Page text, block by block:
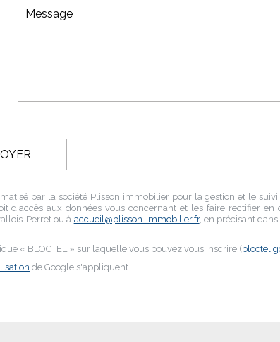
par la société Plisson immobilierpour la gestion et le suivi
aux données vous concernant et les faire rectifier en
Perretou à accueil@plisson-immobilier.fr, en précisant
« BLOCTEL » sur laquelle vous pouvez vous inscrire (
de Google s'appliquent.